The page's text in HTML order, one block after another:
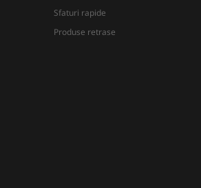
Sfaturi rapide
Produse retrase